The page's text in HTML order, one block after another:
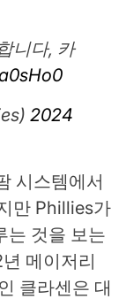
니다, 카
2024
시스템에서
만 Phillies가
는 것을 보는
메이저리
클라센은 대